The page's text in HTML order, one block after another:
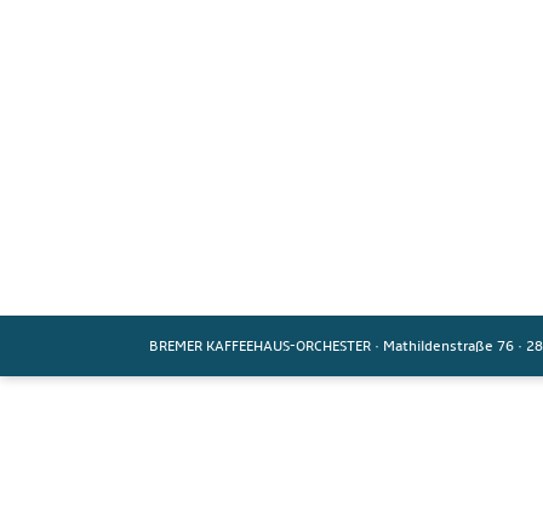
BREMER KAFFEEHAUS-ORCHESTER · Mathildenstraße 76 ·